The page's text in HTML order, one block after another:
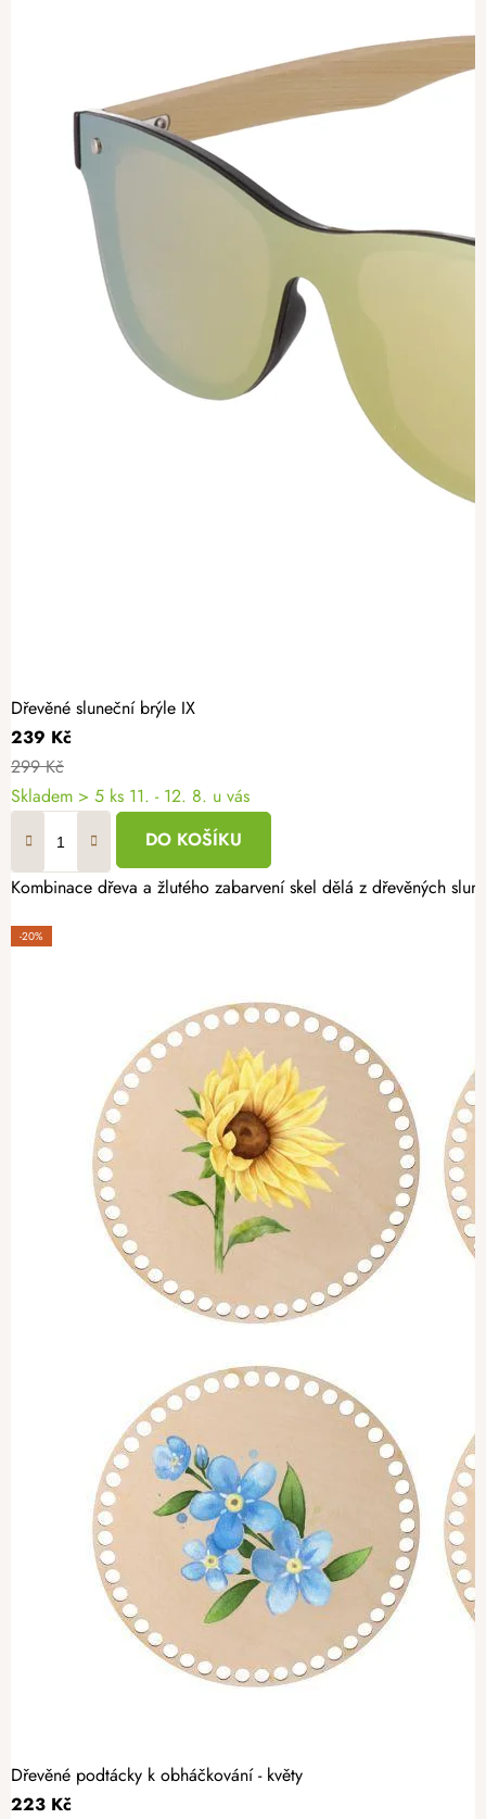
Dřevěné sluneční brýle IX
239 Kč
299 Kč
Skladem > 5 ks 11. - 12. 8. u vás
DO KOŠÍKU
Kombinace dřeva a žlutého zabarvení skel dělá z dřevěných
-20%
Dřevěné podtácky k obháčkování - květy
223 Kč